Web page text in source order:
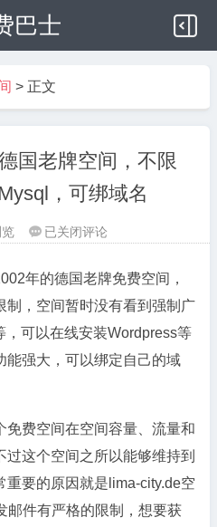
巴士
> 正文
国老牌空间，不限
，可绑域名
 lima-
10 GB,
德
老
牌
不
限
量
支
已关闭评论
年的德国老牌免费空间，
制，空间暂时没有看到强制广
，可以在线安装Wordpress等
能强大，可以绑定自己的域
免费空间在空间容量、流量和
这个空间之所以能够维持到
要的原因就是lima-city.de空
邮件有严格的限制，想要获